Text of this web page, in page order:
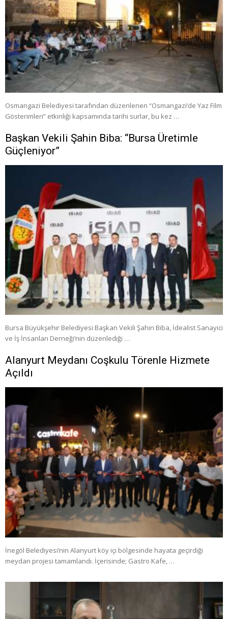
Osmangazi Belediyesi tarafından düzenlenen “Osmangazi’de Yaz Film
Gösterimleri” etkinliği kapsamında tarihi surlar, bu kez …
Başkan Vekili Şahin Biba: “Bursa Üretimle
Güçleniyor”
Bursa Büyükşehir Belediyesi Başkan Vekili Şahin Biba, İdealist Sanayici
ve İş İnsanları Derneği’nin düzenlediği …
Alanyurt Meydanı Coşkulu Törenle Hizmete
Açıldı
İnegöl Belediyesi’nin Alanyurt köy içi bölgesinde hayata geçirdiği
meydan projesi tamamlandı. İçerisinde; Gastro Kafe, …